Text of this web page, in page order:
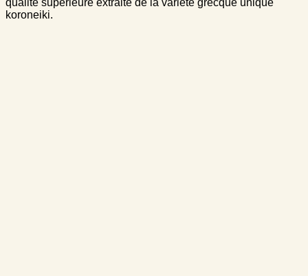
qualité supérieure extraite de la variété grecque unique
koroneiki.